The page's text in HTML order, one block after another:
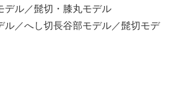
デル／髭切・膝丸モデル
ル／へし切長谷部モデル／髭切モデ